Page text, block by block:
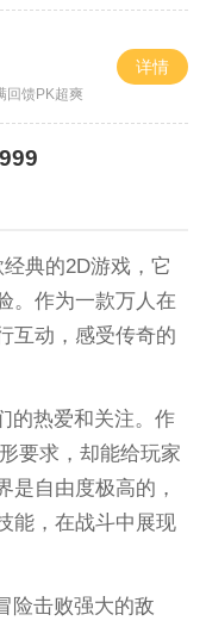
回馈PK超爽
详情
经典的2D游戏，它
。作为一款万人在
互动，感受传奇的
的热爱和关注。作
要求，却能给玩家
是自由度极高的，
能，在战斗中展现
险击败强大的敌